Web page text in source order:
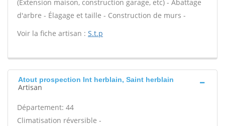
(Extension maison, construction garage, etc) - Abattage
d'arbre - Élagage et taille - Construction de murs -
Voir la fiche artisan : S.t.p
Atout prospection Int herblain, Saint herblain
Artisan
Département: 44
Climatisation réversible -